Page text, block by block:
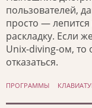
пользователей,
просто —
раскладку. Если
Unix-diving-ом, то
отказаться.
ПРОГРАММЫ